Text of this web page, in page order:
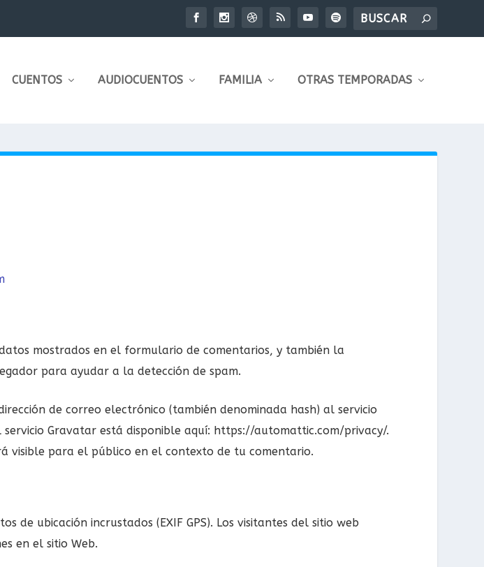
CUENTOS AUDIOCUENTOS FAMILIA OTRAS TEMPORADAS
mostrados en el formulario de comentarios, y también la
para ayudar a la detección de spam.
de correo electrónico (también denominada hash) al servicio
Gravatar está disponible aquí: https://automattic.com/privacy/.
visible para el público en el contexto de tu comentario.
de ubicación incrustados (EXIF GPS). Los visitantes del sitio web
en el sitio Web.